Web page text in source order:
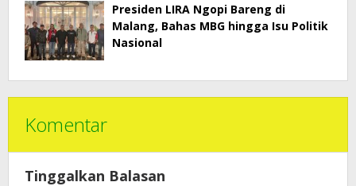
Presiden LIRA Ngopi Bareng di
Malang, Bahas MBG hingga Isu Politik
Nasional
Komentar
Tinggalkan Balasan